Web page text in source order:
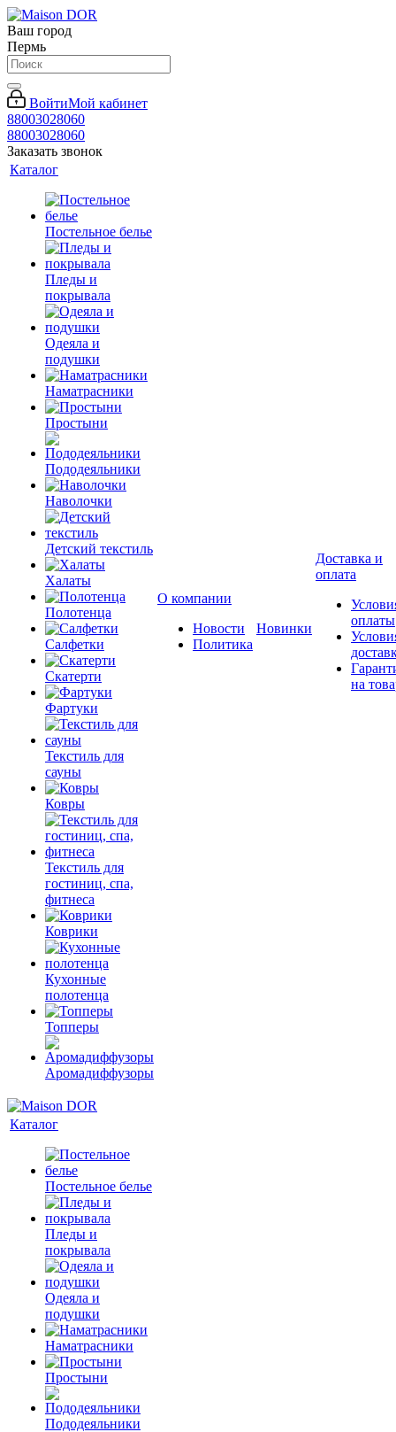
Ваш город
Пермь
ВойтиМой кабинет
88003028060
88003028060
Заказать звонок
Каталог
Постельное белье
Пледы и
покрывала
Одеяла и
подушки
Наматрасники
Простыни
Пододеяльники
Наволочки
Детский текстиль
Халаты
Полотенца
Салфетки
Скатерти
Фартуки
Текстиль для
сауны
Ковры
Текстиль для
гостиниц, спа,
фитнеса
Коврики
Кухонные
полотенца
Топперы
Аромадиффузоры
О компании
Новости
Политика
Новинки
Доставка и
оплата
оплаты
на
Каталог
Постельное белье
Пледы и
покрывала
Одеяла и
подушки
Наматрасники
Простыни
Пододеяльники